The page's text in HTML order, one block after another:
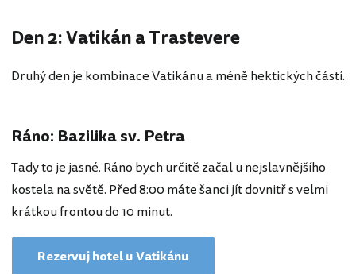
Den 2: Vatikán a Trastevere
Druhý den je kombinace Vatikánu a méně hektických částí.
Ráno: Bazilika sv. Petra
Tady to je jasné. Ráno bych určitě začal u nejslavnějšího
kostela na světě. Před 8:00 máte šanci jít dovnitř s velmi
krátkou frontou do 10 minut.
Rezervuj hotel u Vatikánu